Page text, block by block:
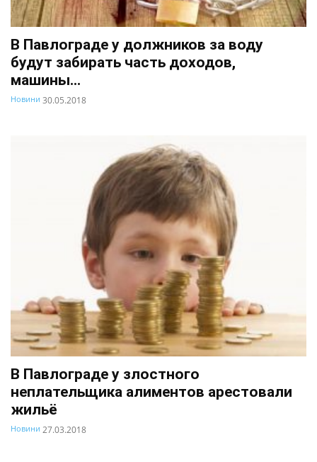
В Павлограде у должников за воду
будут забирать часть доходов,
машины...
Новини 30.05.2018
В Павлограде у злостного
неплательщика алиментов арестовали
жильё
Новини 27.03.2018